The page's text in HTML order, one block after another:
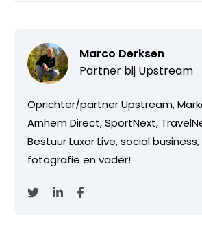
Marco Derksen
Partner bij Upstream
Oprichter/partner Upstream,
Arnhem Direct, SportNext,
Bestuur Luxor Live, social
fotografie en vader!